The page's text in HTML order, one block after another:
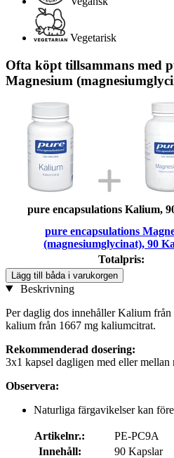
Vegetarisk
Ofta köpt tillsammans med
Magnesium
pure encapsulations Kalium,
pure encapsulations
(magnesiumglycinat), 90
Totalpris:
Lägg till båda i varukorgen
Beskrivning
Per daglig dos innehåller Kalium
kalium från 1667 mg kaliumcitrat.
Rekommenderad dosering:
3x1 kapsel dagligen med eller mellan
Observera:
Naturliga färgavikelser kan
Artikelnr.:
PE-PC9A
Innehåll:
90 Kapslar